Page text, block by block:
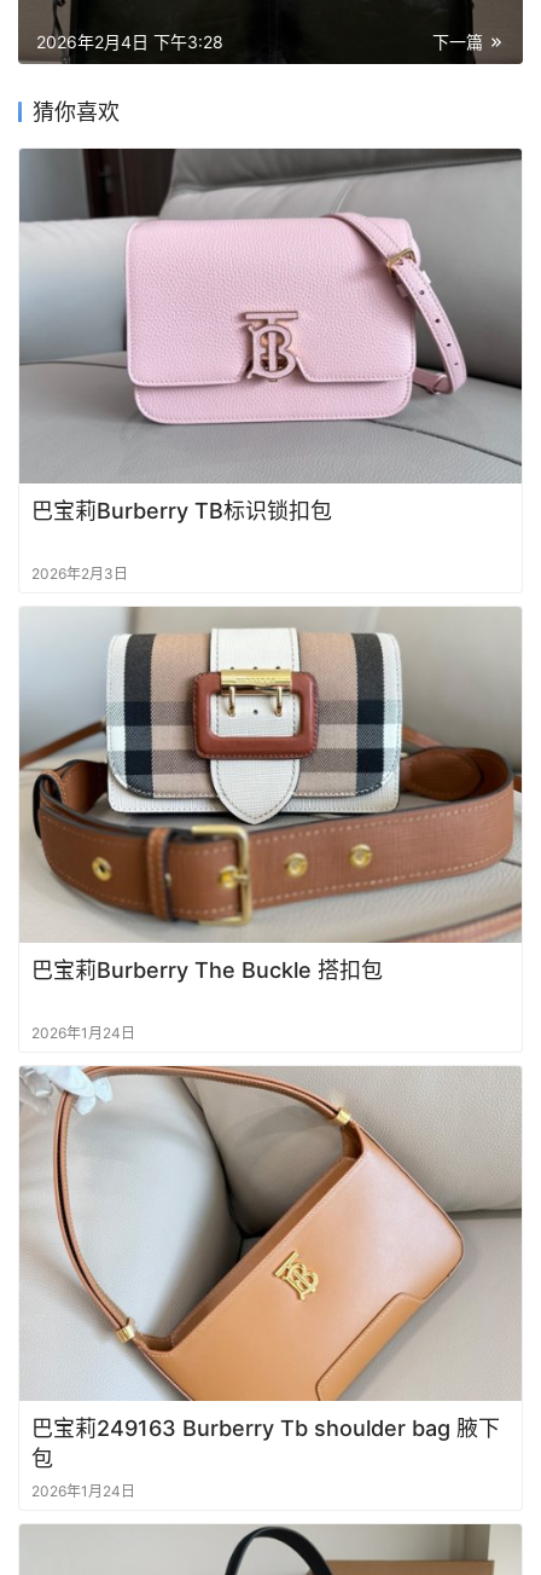
首
包
明
星
同
下一篇
2026年2月4日 下午3:28
猜你喜欢
巴宝莉Burberry TB标识锁扣包
2026年2月3日
巴宝莉Burberry The Buckle 搭扣包
2026年1月24日
巴宝莉249163 Burberry Tb shoulder bag 腋下
包
2026年1月24日